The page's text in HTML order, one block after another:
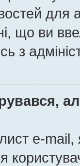
для
що ви
з
e-mail,